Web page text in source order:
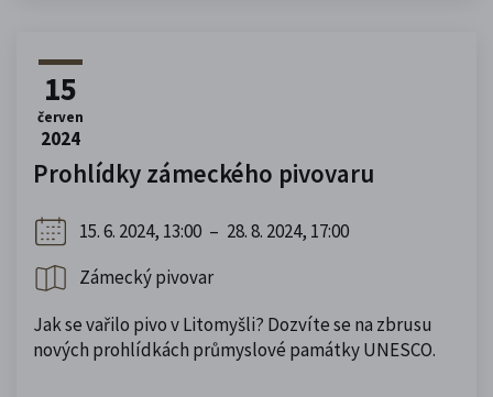
15
červen
2024
Prohlídky zámeckého pivovaru
15. 6. 2024, 13:00 – 28. 8. 2024, 17:00
Zámecký pivovar
Jak se vařilo pivo v Litomyšli? Dozvíte se na zbrusu
nových prohlídkách průmyslové památky UNESCO.